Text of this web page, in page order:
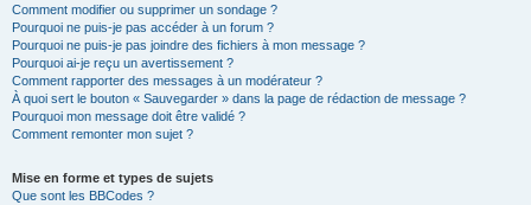
Comment modifier ou supprimer un sondage ?
Pourquoi ne puis-je pas accéder à un forum ?
Pourquoi ne puis-je pas joindre des fichiers à mon message ?
Pourquoi ai-je reçu un avertissement ?
Comment rapporter des messages à un modérateur ?
À quoi sert le bouton « Sauvegarder » dans la page de rédaction de message ?
Pourquoi mon message doit être validé ?
Comment remonter mon sujet ?
Mise en forme et types de sujets
Que sont les BBCodes ?